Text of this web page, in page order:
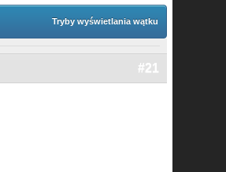
Tryby wyświetlania wątku
#21